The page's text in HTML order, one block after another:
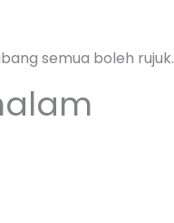
semua boleh rujuk.